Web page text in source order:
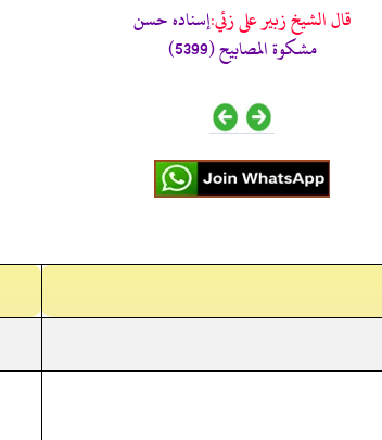
قال الشيخ زبير على زئي:إسناده حسن
مشكوة المصابيح (5399)